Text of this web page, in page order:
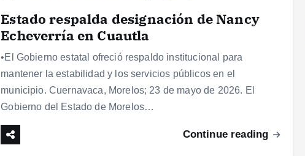
Estado respalda designación de Nancy
Echeverría en Cuautla
•El Gobierno estatal ofreció respaldo institucional para
mantener la estabilidad y los servicios públicos en el
municipio. Cuernavaca, Morelos; 23 de mayo de 2026. El
Gobierno del Estado de Morelos…
Continue reading